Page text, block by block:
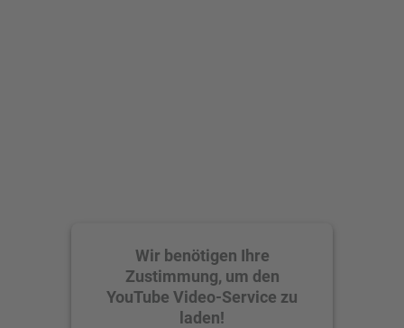
Wir benötigen Ihre
Zustimmung, um den
YouTube Video-Service zu
laden!